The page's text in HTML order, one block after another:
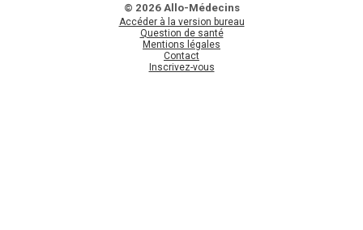
© 2026 Allo-Médecins
Accéder à la version bureau
Question de santé
Mentions légales
Contact
Inscrivez-vous